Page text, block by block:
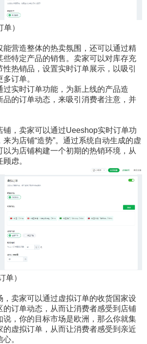
）
能营造整体的热卖氛围，还可以通过精
些特定产品的销售。卖家可以对库存充
热销品，设置实时订单展示，以吸引
订单。
过实时订单功能，为新上线的产品造
品的订单动态，来吸引消费者注意，并
铺，卖家可以通过Ueeshop实时订单功
为店铺“造势”。通过系统自动生成的虚
以为店铺构建一个初期的热销环境，从
虑。
单）
，卖家可以通过虚拟订单的收货国家设
的订单动态，从而让消费者感受到店铺
说，你的目标市场是欧洲，那么你就集
的虚拟订单，从而让消费者感受到亲近
。